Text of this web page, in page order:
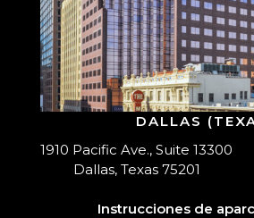
DALLAS
1910 Pacific Ave., Suite 13300
Dallas, Texas 75201
Instrucciones de